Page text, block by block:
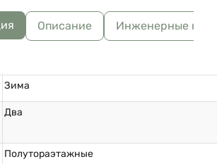
Описание Инженерные
Зима
Два
Полутораэтажные